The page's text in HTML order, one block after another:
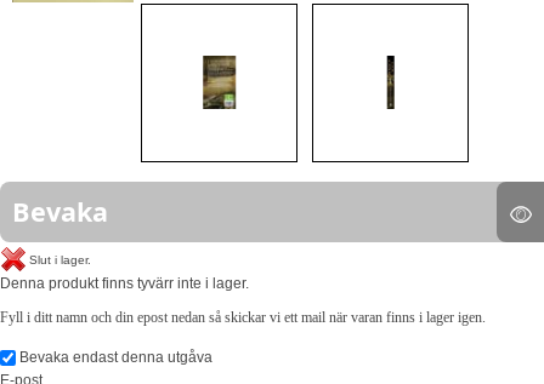
Bevaka
Slut i lager.
Denna produkt finns tyvärr inte i lager.
Fyll i ditt namn och din epost nedan så skickar vi ett mail när varan finns i lager igen.
Bevaka endast denna utgåva
E-post